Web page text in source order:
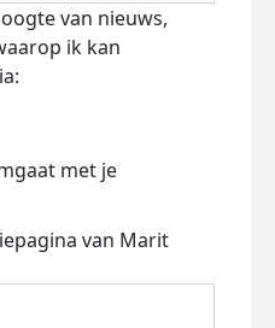
van nieuws,
ik kan
met je
van Marit